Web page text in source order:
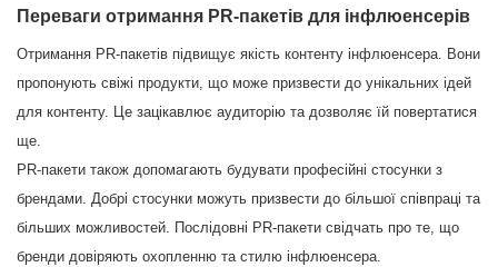
Переваги отримання PR-пакетів для інфлюенсерів
Отримання PR-пакетів підвищує якість контенту інфлюенсера. Вони
пропонують свіжі продукти, що може призвести до унікальних ідей
для контенту. Це зацікавлює аудиторію та дозволяє їй повертатися
ще.
PR-пакети також допомагають будувати професійні стосунки з
брендами. Добрі стосунки можуть призвести до більшої співпраці та
більших можливостей. Послідовні PR-пакети свідчать про те, що
бренди довіряють охопленню та стилю інфлюенсера.